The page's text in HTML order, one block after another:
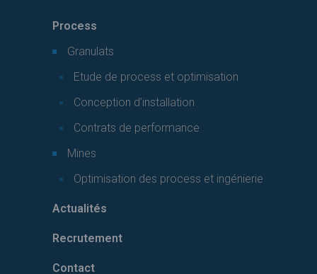
Process
Granulats
Etude de process et optimisation
Conception d’installation
Contrats de performance
Mines
Optimisation des process et ingénierie
Actualités
Recrutement
Contact